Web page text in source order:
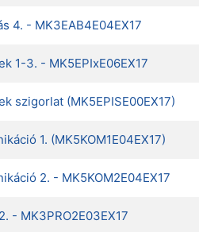
4. - MK3EAB4E04EX17
1-3. - MK5EPIxE06EX17
szigorlat (MK5EPISE00EX17)
1. (MK5KOM1E04EX17)
2. - MK5KOM2E04EX17
- MK3PRO2E03EX17